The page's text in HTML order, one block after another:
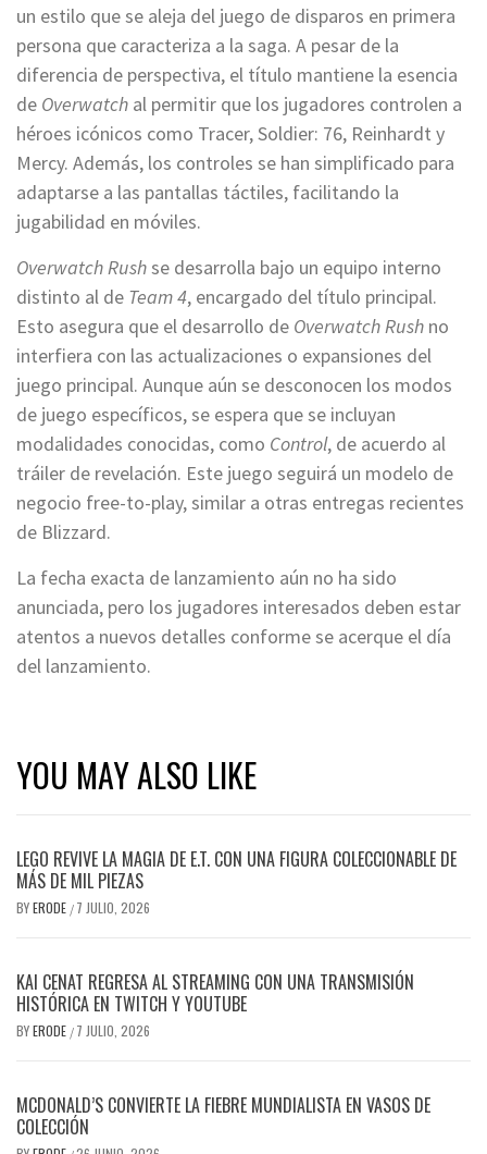
un estilo que se aleja del juego de disparos en primera
persona que caracteriza a la saga. A pesar de la
diferencia de perspectiva, el título mantiene la esencia
de Overwatch al permitir que los jugadores controlen a
héroes icónicos como Tracer, Soldier: 76, Reinhardt y
Mercy. Además, los controles se han simplificado para
adaptarse a las pantallas táctiles, facilitando la
jugabilidad en móviles.
Overwatch Rushse desarrolla bajo un equipo interno
distinto al de Team 4, encargado del título principal.
Esto asegura que el desarrollo de Overwatch Rush no
interfiera con las actualizaciones o expansiones del
juego principal. Aunque aún se desconocen los modos
de juego específicos, se espera que se incluyan
modalidades conocidas, como Control, de acuerdo al
tráiler de revelación. Este juego seguirá un modelo de
negocio free-to-play, similar a otras entregas recientes
de Blizzard.
La fecha exacta de lanzamiento aún no ha sido
anunciada, pero los jugadores interesados deben estar
atentos a nuevos detalles conforme se acerque el día
del lanzamiento.
YOU MAY ALSO LIKE
LEGO REVIVE LA MAGIA DE E.T. CON UNA FIGURA COLECCIONABLE DE
MÁS DE MIL PIEZAS
BYERODE / 7 JULIO, 2026
KAI CENAT REGRESA AL STREAMING CON UNA TRANSMISIÓN
HISTÓRICA EN TWITCH Y YOUTUBE
BYERODE / 7 JULIO, 2026
MCDONALD’S CONVIERTE LA FIEBRE MUNDIALISTA EN VASOS DE
COLECCIÓN